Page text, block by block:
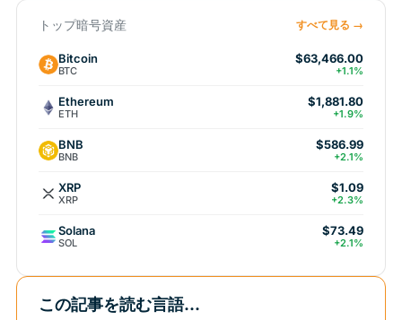
トップ暗号資産 すべて見る →
Bitcoin
BTC
$63,466.00
+1.1%
Ethereum
ETH
$1,881.80
+1.9%
BNB
BNB
$586.99
+2.1%
XRP
XRP
$1.09
+2.3%
Solana
SOL
$73.49
+2.1%
この記事を読む言語...